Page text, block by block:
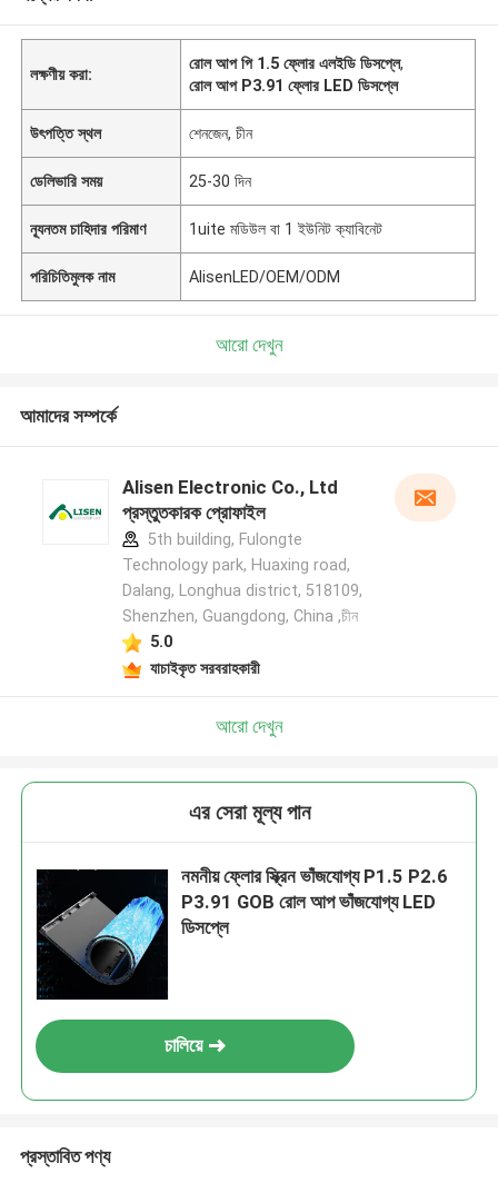
লক্ষণীয় করা:
রোল আপ পি 1.5 ফ্লোর এলইডি ডিসপ্লে,
রোল আপ P3.91 ফ্লোর LED ডিসপ্লে
উৎপত্তি স্থল শেনজেন, চীন
ডেলিভারি সময় 25-30 দিন
ন্যূনতম চাহিদার পরিমাণ 1uite মডিউল বা 1 ইউনিট ক্যাবিনেট
পরিচিতিমুলক নাম AlisenLED/OEM/ODM
আরো দেখুন
আমাদের সম্পর্কে
Alisen Electronic Co., Ltd
প্রস্তুতকারক প্রোফাইল
5th building, Fulongte
Technology park, Huaxing road,
Dalang, Longhua district, 518109,
Shenzhen, Guangdong, China ,চীন
5.0
যাচাইকৃত সরবরাহকারী
আরো দেখুন
এর সেরা মূল্য পান
নমনীয় ফ্লোর স্ক্রিন ভাঁজযোগ্য P1.5 P2.6
P3.91 GOB রোল আপ ভাঁজযোগ্য LED
ডিসপ্লে
চালিয়ে
প্রস্তাবিত পণ্য